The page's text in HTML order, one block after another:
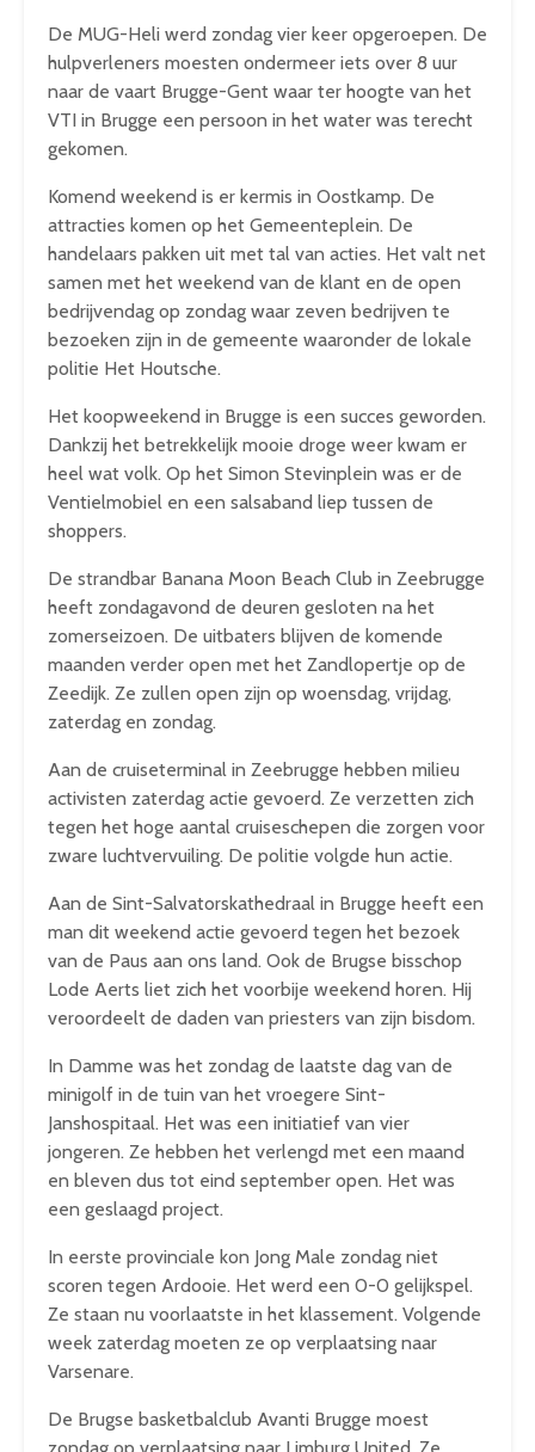
De MUG-Heli werd zondag vier keer opgeroepen. De
hulpverleners moesten ondermeer iets over 8 uur
naar de vaart Brugge-Gent waar ter hoogte van het
VTI in Brugge een persoon in het water was terecht
gekomen.
Komend weekend is er kermis in Oostkamp. De
attracties komen op het Gemeenteplein. De
handelaars pakken uit met tal van acties. Het valt net
samen met het weekend van de klant en de open
bedrijvendag op zondag waar zeven bedrijven te
bezoeken zijn in de gemeente waaronder de lokale
politie Het Houtsche.
Het koopweekend in Brugge is een succes geworden.
Dankzij het betrekkelijk mooie droge weer kwam er
heel wat volk. Op het Simon Stevinplein was er de
Ventielmobiel en een salsaband liep tussen de
shoppers.
De strandbar Banana Moon Beach Club in Zeebrugge
heeft zondagavond de deuren gesloten na het
zomerseizoen. De uitbaters blijven de komende
maanden verder open met het Zandlopertje op de
Zeedijk. Ze zullen open zijn op woensdag, vrijdag,
zaterdag en zondag.
Aan de cruiseterminal in Zeebrugge hebben milieu
activisten zaterdag actie gevoerd. Ze verzetten zich
tegen het hoge aantal cruiseschepen die zorgen voor
zware luchtvervuiling. De politie volgde hun actie.
Aan de Sint-Salvatorskathedraal in Brugge heeft een
man dit weekend actie gevoerd tegen het bezoek
van de Paus aan ons land. Ook de Brugse bisschop
Lode Aerts liet zich het voorbije weekend horen. Hij
veroordeelt de daden van priesters van zijn bisdom.
In Damme was het zondag de laatste dag van de
minigolf in de tuin van het vroegere Sint-
Janshospitaal. Het was een initiatief van vier
jongeren. Ze hebben het verlengd met een maand
en bleven dus tot eind september open. Het was
een geslaagd project.
In eerste provinciale kon Jong Male zondag niet
scoren tegen Ardooie. Het werd een 0-0 gelijkspel.
Ze staan nu voorlaatste in het klassement. Volgende
week zaterdag moeten ze op verplaatsing naar
Varsenare.
De Brugse basketbalclub Avanti Brugge moest